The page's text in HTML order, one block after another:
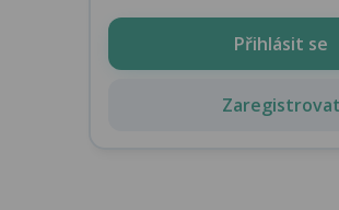
Přihlásit se
Zaregistrovat